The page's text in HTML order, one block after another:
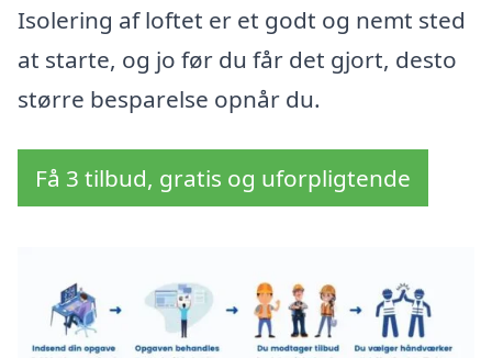
Isolering af loftet er et godt og nemt sted
at starte, og jo før du får det gjort, desto
større besparelse opnår du.
Få 3 tilbud, gratis og uforpligtende